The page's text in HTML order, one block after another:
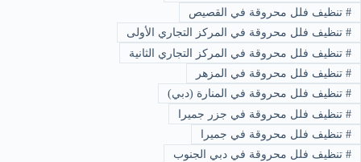
#تنظيف فلل محروقة في القصيص
#تنظيف فلل محروقة في المركز التجاري الأولى
#تنظيف فلل محروقة في المركز التجاري الثانية
#تنظيف فلل محروقة في المزهر
#تنظيف فلل محروقة في المنارة (دبي)
#تنظيف فلل محروقة في جزر جميرا
#تنظيف فلل محروقة في جميرا
#تنظيف فلل محروقة في دبي الجنوب